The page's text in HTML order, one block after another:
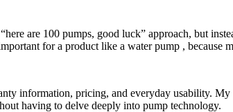
are 100 pumps, good luck” approach, but
for a product like a water pump , because
information, pricing, and everyday usability.
having to delve deeply into pump technology.